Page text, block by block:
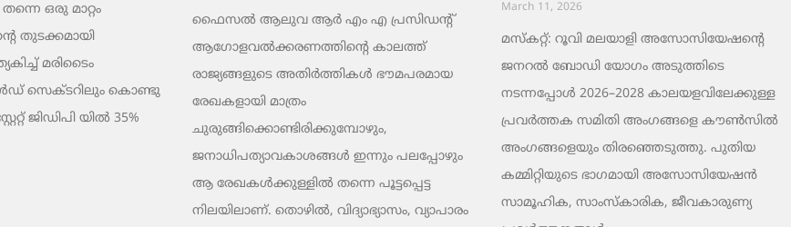
ഒരു മാറ്റം
തുടക്കമായി
മരിടൈം
സെക്ടറിലും കൊണ്ടു
ജിഡിപി യിൽ 35%
ഫൈസൽ ആലുവ ആർ എം എ പ്രസിഡന്റ്
ആഗോളവൽക്കരണത്തിന്റെ കാലത്ത്
രാജ്യങ്ങളുടെ അതിർത്തികൾ ഭൗമപരമായ
രേഖകളായി മാത്രം
ചുരുങ്ങിക്കൊണ്ടിരിക്കുമ്പോഴും,
ജനാധിപത്യാവകാശങ്ങൾ ഇന്നും പലപ്പോഴും
ആ രേഖകൾക്കുള്ളിൽ തന്നെ പൂട്ടപ്പെട്ട
നിലയിലാണ്. തൊഴിൽ, വിദ്യാഭ്യാസം, വ്യാപാരം
March 11, 2026
മസ്കറ്റ്: റൂവി മലയാളി അസോസിയേഷന്റെ
ജനറൽ ബോഡി യോഗം അടുത്തിടെ
നടന്നപ്പോൾ 2026–2028 കാലയളവിലേക്കുള്ള
പ്രവർത്തക സമിതി അംഗങ്ങളെ കൗൺസിൽ
അംഗങ്ങളെയും തിരഞ്ഞെടുത്തു. പുതിയ
കമ്മിറ്റിയുടെ ഭാഗമായി അസോസിയേഷൻ
സാമൂഹിക, സാംസ്‌കാരിക, ജീവകാരുണ്യ